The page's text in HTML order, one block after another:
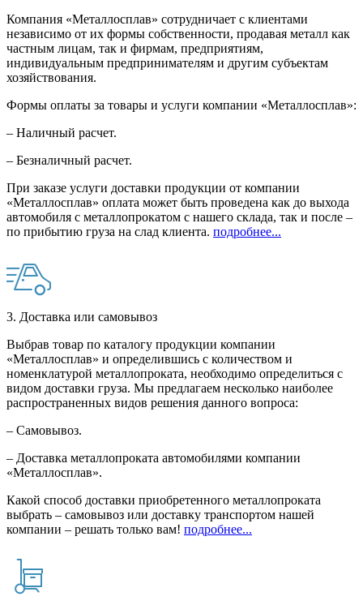
Компания «Металлосплав» сотрудничает с клиентами
независимо от их формы собственности, продавая металл как
частным лицам, так и фирмам, предприятиям,
индивидуальным предпринимателям и другим субъектам
хозяйствования.
Формы оплаты за товары и услуги компании «Металлосплав»:
– Наличный расчет.
– Безналичный расчет.
При заказе услуги доставки продукции от компании
«Металлосплав» оплата может быть проведена как до выхода
автомобиля с металлопрокатом с нашего склада, так и после –
по прибытию груза на слад клиента. подробнее...
3. Доставка или самовывоз
Выбрав товар по каталогу продукции компании
«Металлосплав» и определившись с количеством и
номенклатурой металлопроката, необходимо определиться с
видом доставки груза. Мы предлагаем несколько наиболее
распространенных видов решения данного вопроса:
– Самовывоз.
– Доставка металлопроката автомобилями компании
«Металлосплав».
Какой способ доставки приобретенного металлопроката
выбрать – самовывоз или доставку транспортом нашей
компании – решать только вам! подробнее...